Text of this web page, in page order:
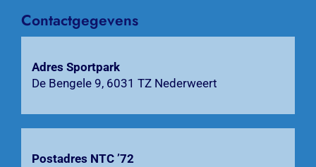
Activiteiten
Agenda
Contactgegevens
Adres Sportpark
De Bengele 9, 6031 TZ Nederweert
Postadres NTC ’72